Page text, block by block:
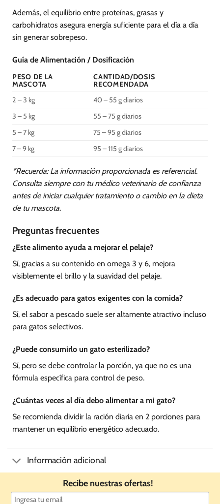
Además, el equilibrio entre proteínas, grasas y
carbohidratos asegura energía suficiente para el día a día
sin generar sobrepeso.
Guía de Alimentación / Dosificación
PESO DE LA
MASCOTA
CANTIDAD/DOSIS
RECOMENDADA
2 – 3 kg
40 – 55 g diarios
3 – 5 kg
55 – 75 g diarios
5 – 7 kg
75 – 95 g diarios
7 – 9 kg
95 – 115 g diarios
*Recuerda: La información proporcionada es referencial.
Consulta siempre con tu médico veterinario de confianza
antes de iniciar cualquier tratamiento o cambio en la dieta
de tu mascota.
Preguntas frecuentes
¿Este alimento ayuda a mejorar el pelaje?
Sí, gracias a su contenido en omega 3 y 6, mejora
visiblemente el brillo y la suavidad del pelaje.
¿Es adecuado para gatos exigentes con la comida?
Sí, el sabor a pescado suele ser altamente atractivo incluso
para gatos selectivos.
¿Puede consumirlo un gato esterilizado?
Sí, pero se debe controlar la porción, ya que no es una
fórmula específica para control de peso.
¿Cuántas veces al día debo alimentar a mi gato?
Se recomienda dividir la ración diaria en 2 porciones para
mantener un equilibrio energético adecuado.
Información adicional
Recibe nuestras ofertas!